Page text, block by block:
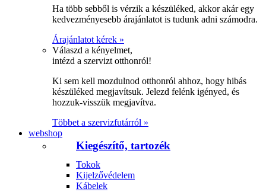
Ha több sebből is vérzik a készüléked, akkor akár egy
kedvezményesebb árajánlatot is tudunk adni számodra.
Árajánlatot kérek »
Válaszd a kényelmet,
intézd a szervizt otthonról!
Ki sem kell mozdulnod otthonról ahhoz, hogy hibás
készüléked megjavítsuk. Jelezd felénk igényed, és
hozzuk-visszük megjavítva.
Többet a szervizfutárról »
webshop
Kiegészítő, tartozék
Tokok
Kijelzővédelem
Kábelek